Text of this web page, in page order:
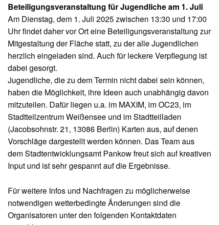
Beteiligungsveranstaltung für Jugendliche am 1. Juli
Am Dienstag, dem 1. Juli 2025 zwischen 13:30 und 17:00
Uhr findet daher vor Ort eine Beteiligungsveranstaltung zur
Mitgestaltung der Fläche statt, zu der alle Jugendlichen
herzlich eingeladen sind. Auch für leckere Verpflegung ist
dabei gesorgt.
Jugendliche, die zu dem Termin nicht dabei sein können,
haben die Möglichkeit, ihre Ideen auch unabhängig davon
mitzuteilen. Dafür liegen u.a. im MAXIM, im OC23, im
Stadtteilzentrum Weißensee und im Stadtteilladen
(Jacobsohnstr. 21, 13086 Berlin) Karten aus, auf denen
Vorschläge dargestellt werden können. Das Team aus
dem Stadtentwicklungsamt Pankow freut sich auf kreativen
Input und ist sehr gespannt auf die Ergebnisse.
Für weitere Infos und Nachfragen zu möglicherweise
notwendigen wetterbedingte Änderungen sind die
Organisatoren unter den folgenden Kontaktdaten